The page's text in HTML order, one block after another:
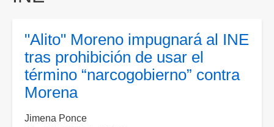
"Alito" Moreno impugnará al INE
tras prohibición de usar el
término “narcogobierno” contra
Morena
Jimena Ponce